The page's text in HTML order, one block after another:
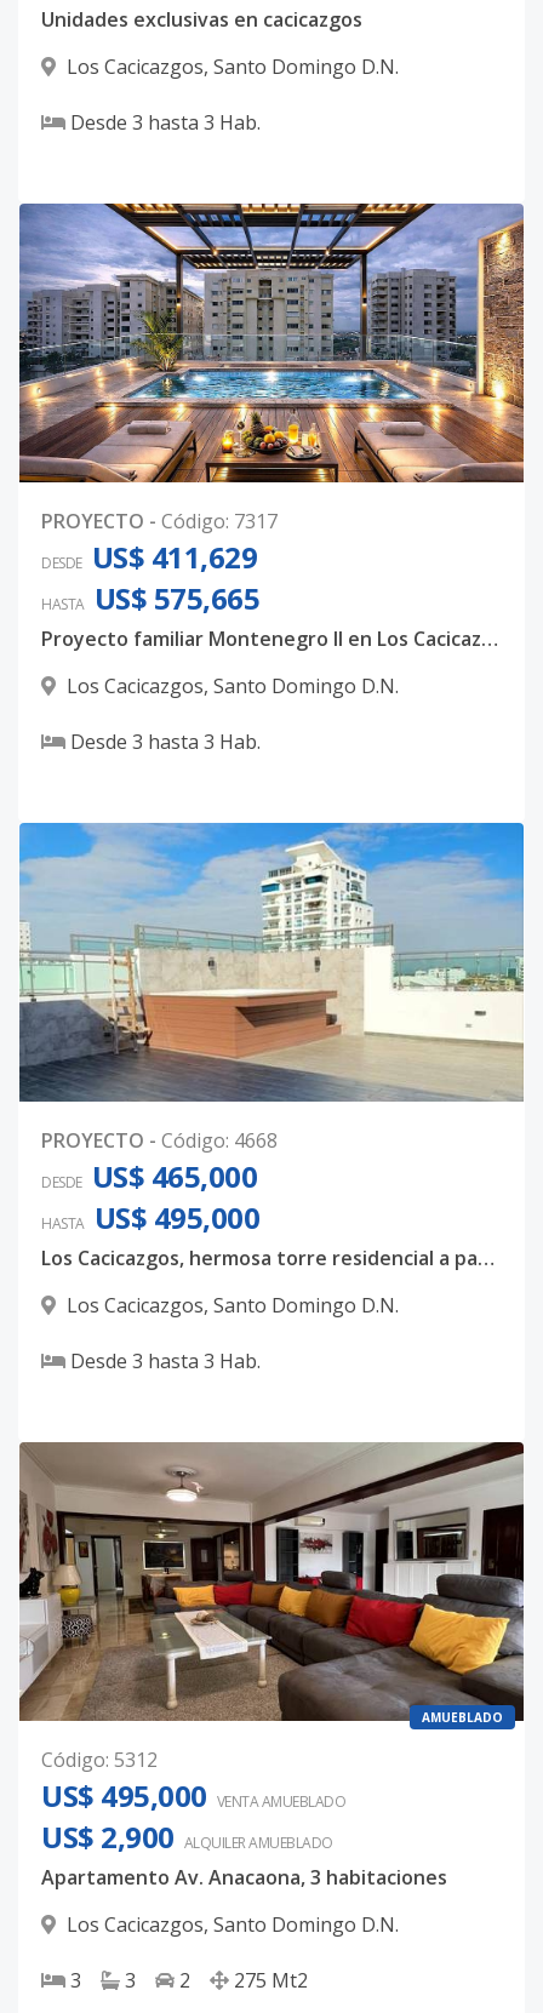
Unidades exclusivas en cacicazgos
Los Cacicazgos, Santo Domingo D.N.
Desde 3 hasta 3 Hab.
PROYECTO - Código: 7317
DESDE US$ 411,629
HASTA US$ 575,665
Proyecto familiar Montenegro II en Los Cacicazgos.
Los Cacicazgos, Santo Domingo D.N.
Desde 3 hasta 3 Hab.
PROYECTO - Código: 4668
DESDE US$ 465,000
HASTA US$ 495,000
Los Cacicazgos, hermosa torre residencial a pasos de Mirador Sur, con amplios espacios interiores.
Los Cacicazgos, Santo Domingo D.N.
Desde 3 hasta 3 Hab.
AMUEBLADO
Código: 5312
US$ 495,000 VENTA AMUEBLADO
US$ 2,900 ALQUILERAMUEBLADO
Apartamento Av. Anacaona, 3 habitaciones
Los Cacicazgos, Santo Domingo D.N.
3 3 2 275 Mt2